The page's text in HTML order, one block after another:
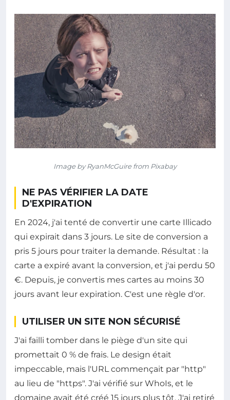
Image by RyanMcGuire from Pixabay
NE PAS VÉRIFIER LA DATE
D'EXPIRATION
En 2024, j'ai tenté de convertir une carte Illicado
qui expirait dans 3 jours. Le site de conversion a
pris 5 jours pour traiter la demande. Résultat : la
carte a expiré avant la conversion, et j'ai perdu 50
€. Depuis, je convertis mes cartes au moins 30
jours avant leur expiration. C'est une règle d'or.
UTILISER UN SITE NON SÉCURISÉ
J'ai failli tomber dans le piège d'un site qui
promettait 0 % de frais. Le design était
impeccable, mais l'URL commençait par "http"
au lieu de "https". J'ai vérifié sur WhoIs, et le
domaine avait été créé 15 jours plus tôt. J'ai retiré